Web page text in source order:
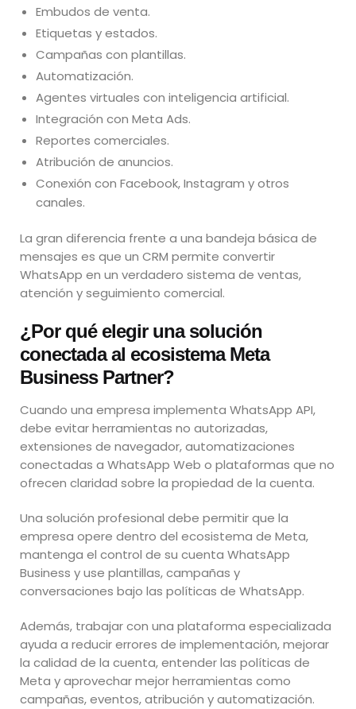
Embudos de venta.
Etiquetas y estados.
Campañas con plantillas.
Automatización.
Agentes virtuales con inteligencia artificial.
Integración con Meta Ads.
Reportes comerciales.
Atribución de anuncios.
Conexión con Facebook, Instagram y otros
canales.
La gran diferencia frente a una bandeja básica de
mensajes es que un CRM permite convertir
WhatsApp en un verdadero sistema de ventas,
atención y seguimiento comercial.
¿Por qué elegir una solución
conectada al ecosistema Meta
Business Partner?
Cuando una empresa implementa WhatsApp API,
debe evitar herramientas no autorizadas,
extensiones de navegador, automatizaciones
conectadas a WhatsApp Web o plataformas que no
ofrecen claridad sobre la propiedad de la cuenta.
Una solución profesional debe permitir que la
empresa opere dentro del ecosistema de Meta,
mantenga el control de su cuenta WhatsApp
Business y use plantillas, campañas y
conversaciones bajo las políticas de WhatsApp.
Además, trabajar con una plataforma especializada
ayuda a reducir errores de implementación, mejorar
la calidad de la cuenta, entender las políticas de
Meta y aprovechar mejor herramientas como
campañas, eventos, atribución y automatización.